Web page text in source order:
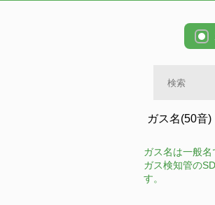
ガス名(50音)
ガス名は一般
ガス検知管の
す。